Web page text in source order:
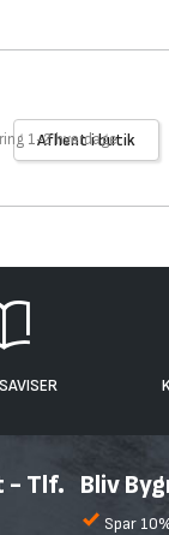
Afhent i butik
1-2 hverdage
- Tlf. Bliv
Spar